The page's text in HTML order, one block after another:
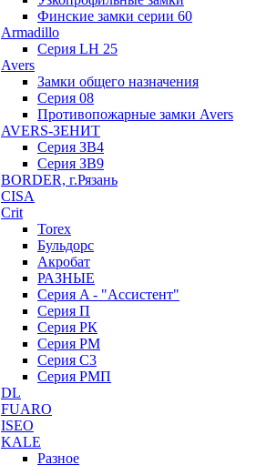
Финские замки серии 60
Armadillo
Серия LH 25
Avers
Замки общего назначения
Серия 08
Противопожарные замки Avers
AVERS-ЗЕНИТ
Серия ЗВ4
Серия ЗВ9
BORDER, г.Рязань
CISA
Crit
Torex
Бульдорс
Акробат
РАЗНЫЕ
Серия A - "Ассистент"
Серия П
Серия РК
Серия РМ
Серия С3
Серия РМП
DL
FUARO
ISEO
KALE
Разное